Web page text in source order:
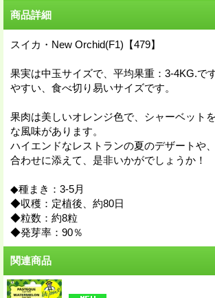
商品詳細
スイカ・New Orchid(F1)【479】
果実は中玉サイズで、平均果重：3-4KG.で
やすい、食べ切り易いサイズです。
果肉は美しいオレンジ色で、シャーベット
な風味があります。
ハイエンドなレストランの夏のデザートや
合わせに添えて、是非いかがでしょうか！
◆種まき：3-5月
◆収穫：定植後、約80日
◆粒数：約8粒
◆発芽率：90％
関連商品